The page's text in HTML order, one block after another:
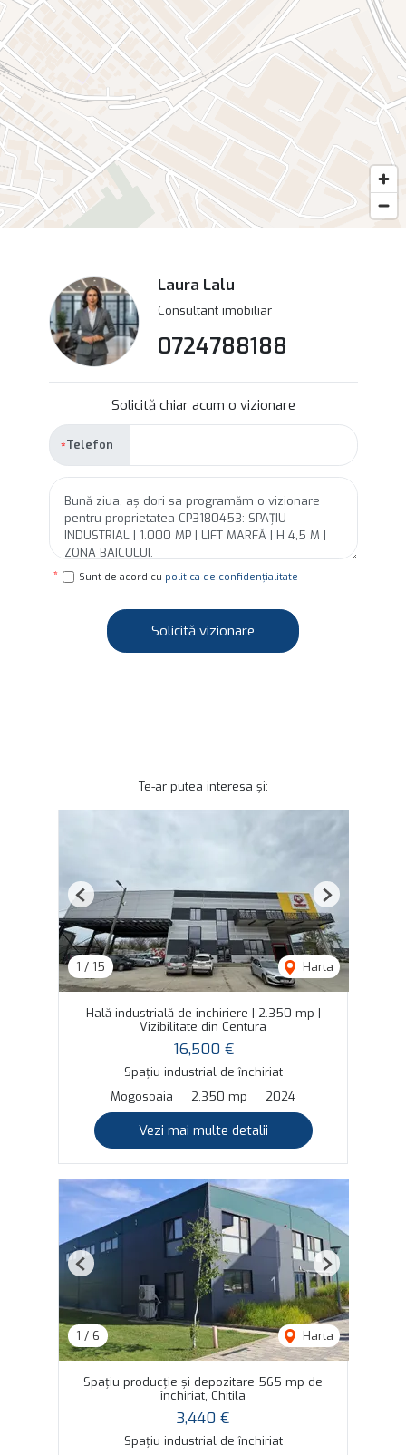
Laura Lalu
Consultant imobiliar
0724788188
Solicită chiar acum o vizionare
Telefon
Sunt de acord cu politica de confidențialitate
Solicită vizionare
Te-ar putea interesa și:
1 / 15 Harta
Previous Next
Hală industrială de inchiriere | 2.350 mp |
Vizibilitate din Centura
16,500 €
Spațiu industrial de închiriat
Mogosoaia
2,350 mp 2024
Vezi mai multe detalii
1 / 6 Harta
Previous Next
Spațiu producție și depozitare 565 mp de
închiriat, Chitila
3,440 €
Spațiu industrial de închiriat